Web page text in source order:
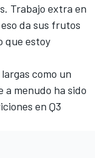
Trabajo extra en
da sus frutos
que estoy
como un
a menudo ha sido
en Q3